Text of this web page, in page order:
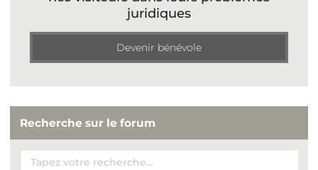
juridiques
Devenir bénévole
Recherche sur le forum